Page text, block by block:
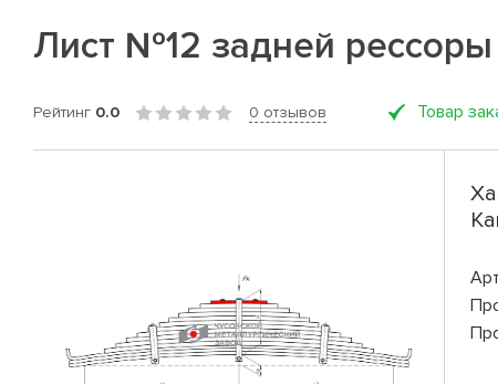
Лист №12 задней рессоры
Рейтинг 0.0 0 отзывов Товар